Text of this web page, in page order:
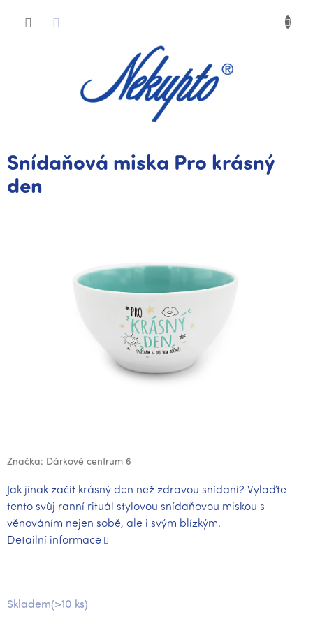
Snídaňová miska Pro krásný
den
Značka: Dárkové centrum 6
Skladem(>10 ks)
Jak jinak začít krásný den než zdravou snídaní? Vylaďte
tento svůj ranní rituál stylovou snídaňovou miskou s
věnováním nejen sobě, ale i svým blízkým.
Detailní informace